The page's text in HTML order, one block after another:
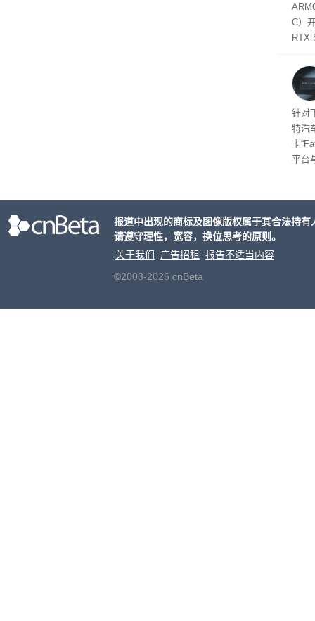
件是
软件
态
C）
RTX
将
的技
起
针对
特汽
卡
平台
报道中出现的商标及图像版权属于其合法持
请遵守理性，宽容，换位思考的原则。
关于我们
广告招租
报告不适当内容
©2003-2026 cnBeta